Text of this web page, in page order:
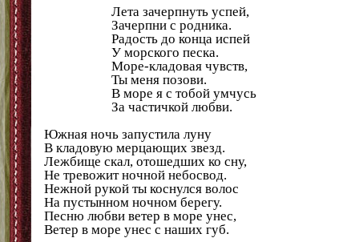
Лета зачерпнуть успей,
Зачерпни с родника.
Радость до конца испей
У морского песка.
Море-кладовая чувств,
Ты меня позови.
В море я с тобой умчусь
За частичкой любви.
Южная ночь запустила луну
В кладовую мерцающих звезд.
Лежбище скал, отошедших ко сну,
Не тревожит ночной небосвод.
Нежной рукой ты коснулся волос
На пустынном ночном берегу.
Песню любви ветер в море унес,
Ветер в море унес с наших губ.